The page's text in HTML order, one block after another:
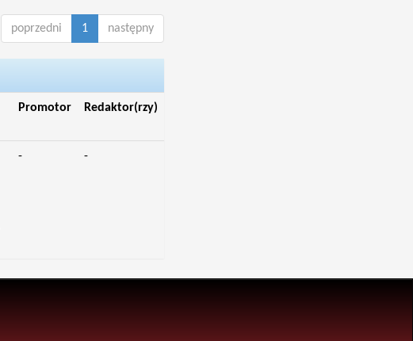
poprzedni 1 następny
Promotor Redaktor(rzy)
- -